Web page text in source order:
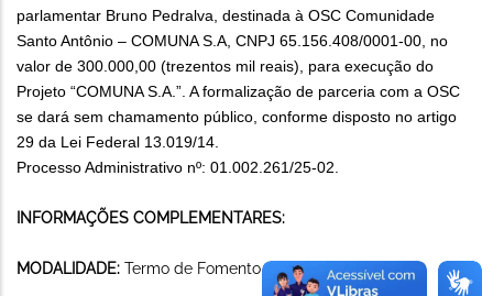
parlamentar Bruno Pedralva, destinada à OSC Comunidade
Santo Antônio – COMUNA S.A , CNPJ 65.156.408/0001-00, no
valor de 300.000,00 (trezentos mil reais), para execução do
Projeto “COMUNA S.A.”. A formalização de parceria com a OSC
se dará sem chamamento público, conforme disposto no artigo
29 da Lei Federal 13.019/14.
Processo Administrativo nº: 01.002.261/25-02.
INFORMAÇÕES COMPLEMENTARES:
MODALIDADE: Termo de Fomento